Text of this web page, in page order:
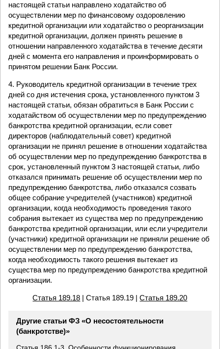
настоящей статьи направлено ходатайство об
осуществлении мер по финансовому оздоровлению
кредитной организации или ходатайство о реорганизации
кредитной организации, должен принять решение в
отношении направленного ходатайства в течение десяти
дней с момента его направления и проинформировать о
принятом решении Банк России.
4. Руководитель кредитной организации в течение трех
дней со дня истечения срока, установленного пунктом 3
настоящей статьи, обязан обратиться в Банк России с
ходатайством об осуществлении мер по предупреждению
банкротства кредитной организации, если совет
директоров (наблюдательный совет) кредитной
организации не принял решение в отношении ходатайства
об осуществлении мер по предупреждению банкротства в
срок, установленный пунктом 3 настоящей статьи, либо
отказался принимать решение об осуществлении мер по
предупреждению банкротства, либо отказался созвать
общее собрание учредителей (участников) кредитной
организации, когда необходимость проведения такого
собрания вытекает из существа мер по предупреждению
банкротства кредитной организации, или если учредители
(участники) кредитной организации не приняли решение об
осуществлении мер по предупреждению банкротства,
когда необходимость такого решения вытекает из
существа мер по предупреждению банкротства кредитной
организации.
Статья 189.18 | Статья 189.19 |Статья 189.20
Другие статьи ФЗ «О несостоятельности
(банкротстве)»